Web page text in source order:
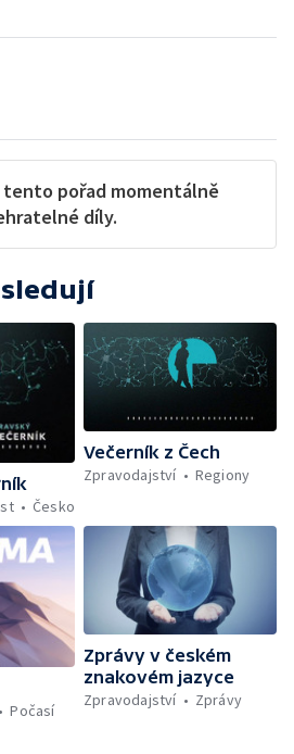
tento pořad momentálně
díly.
Česko
Večerník z Čech
Zpravodajství
Regiony
Počasí
Zprávy v českém
znakovém jazyce
Zpravodajství
Zprávy